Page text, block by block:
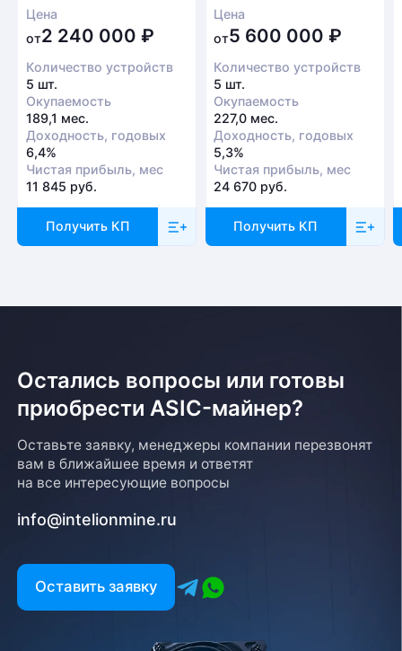
Цена
от2 240 000 ₽
Количество устройств
5 шт.
Окупаемость
189,1 мес.
Доходность, годовых
6,4%
Чистая прибыль, мес
11 845 руб.
Получить КП
Цена
от5 600 000₽
Количество устройств
5 шт.
Окупаемость
227,0 мес.
Доходность, годовых
5,3%
Чистая прибыль, мес
24 670 руб.
Получить КП
Остались вопросы или готовы
приобрести ASIC-майнер?
Оставьте заявку, менеджеры компании перезвонят
вам в ближайшее время и ответят
на все интересующие вопросы
info@intelionmine.ru
Оставить заявку